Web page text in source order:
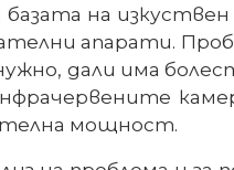
на
апарати.
дали има
мощност.